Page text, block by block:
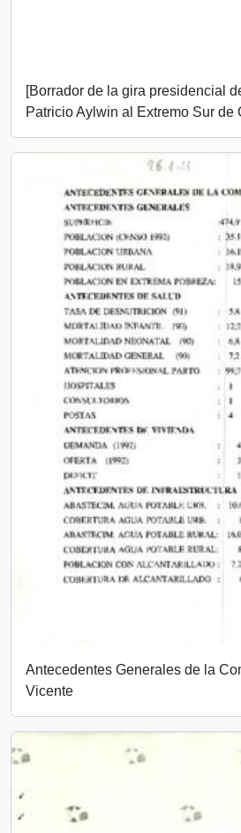
[Borrador de la gira presidencial
Patricio Aylwin al Extremo Sur de
Antecedentes Generales de la
Vicente